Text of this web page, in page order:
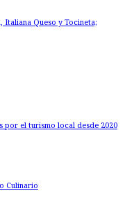
Italiana Queso y Tocineta;
por el turismo local desde 2020
Culinario